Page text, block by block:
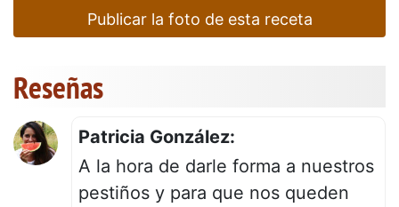
Publicar la foto de esta receta
Reseñas
Patricia González:
A la hora de darle forma a nuestros
pestiños y para que nos queden